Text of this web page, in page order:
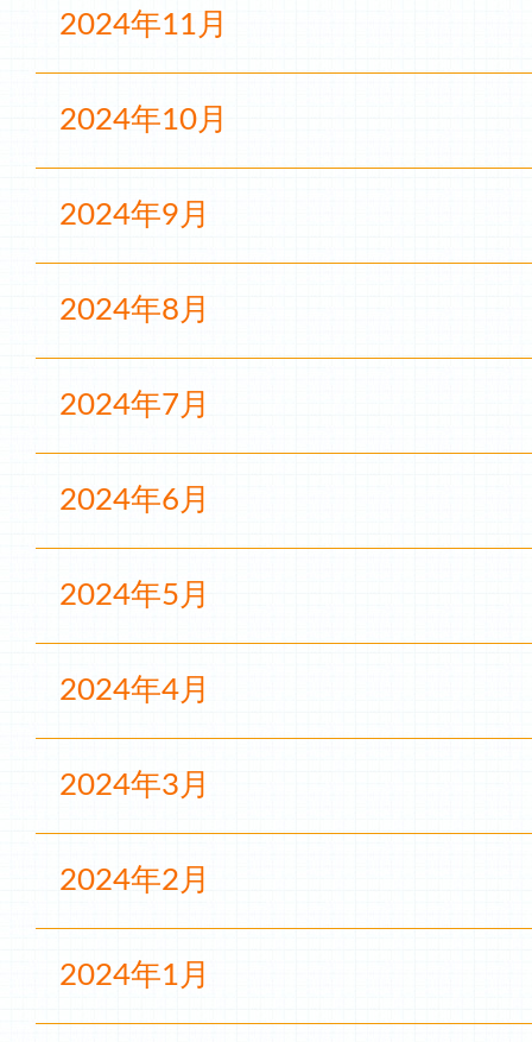
2024年11月
2024年10月
2024年9月
2024年8月
2024年7月
2024年6月
2024年5月
2024年4月
2024年3月
2024年2月
2024年1月